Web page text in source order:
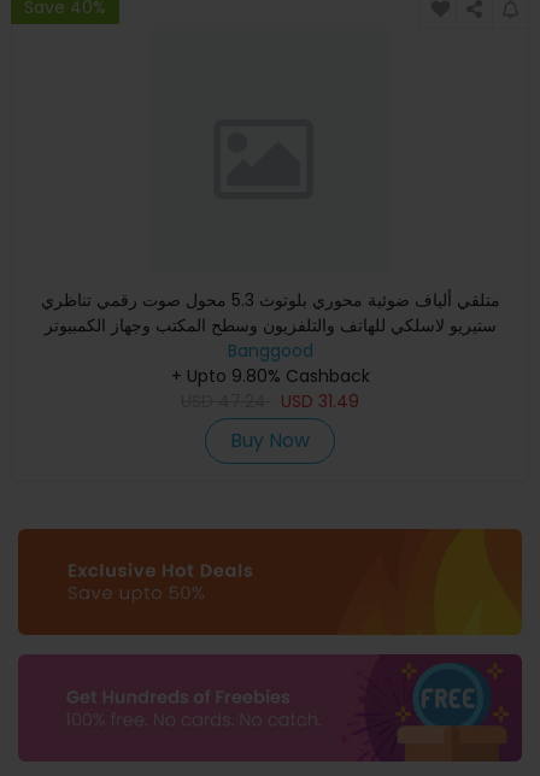
Save 40%
متلقي ألياف ضوئية محوري بلوتوث 5.3 محول صوت رقمي تناظري
ستيريو لاسلكي للهاتف والتلفزيون وسطح المكتب وجهاز الكمبيوتر
Banggood
+ Upto 9.80% Cashback
USD 31.49
Buy Now